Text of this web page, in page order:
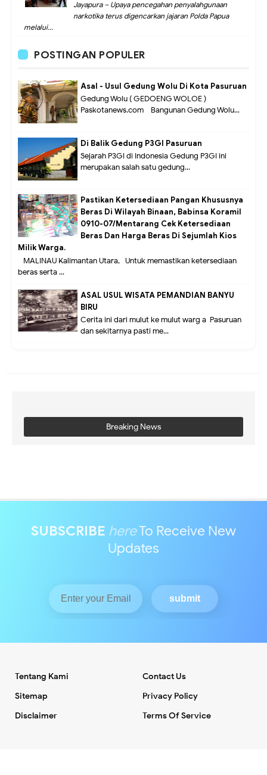
Jayapura – Upaya pencegahan penyalahgunaan
narkotika terus digencarkan jajaran Polda Papua
melalui...
POSTINGAN POPULER
Asal - Usul Gedung Wolu Di Kota Pasuruan
Gedung Wolu ( GEDOENG WOLOE )
Paskotanews.com - Bangunan Gedung Wolu...
Di Balik Gedung P3GI Pasuruan
Sejarah P3GI di Indonesia Gedung P3GI ini
merupakan salah satu gedung...
Pastikan Ketersediaan Pangan Khususnya
Beras Di Wilayah Binaan, Babinsa Koramil
0910-07/Mentarang Cek Ketersediaan
Beras Dan Harga Beras Di Sejumlah Kios
Milik Warga.
MALINAU Kalimantan Utara,- Untuk memastikan ketersediaan
beras serta ...
ASAL USUL WISATA PEMANDIAN BANYU
BIRU
Cerita ini dari mulut ke mulut warg a Pasuruan
dan sekitarnya pasti me...
Breaking News
SUBSCRIBE hereTo Receive New
Updates
Tentang Kami
Contact Us
Sitemap
Privacy Policy
Disclaimer
Terms Of Service